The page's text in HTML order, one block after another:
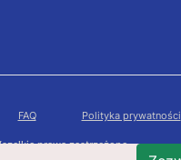
FAQ Polityka prywatności
prawa zastrzeżone.